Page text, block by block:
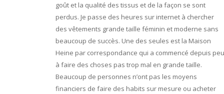
goût et la qualité des tissus et de la façon se sont
perdus. Je passe des heures sur internet à chercher
des vêtements grande taille féminin et moderne sans
beaucoup de succès. Une des seules est la Maison
Heine par correspondance qui a commencé depuis
à faire des choses pas trop mal en grande taille.
Beaucoup de personnes n’ont pas les moyens
financiers de faire des habits sur mesure ou acheter